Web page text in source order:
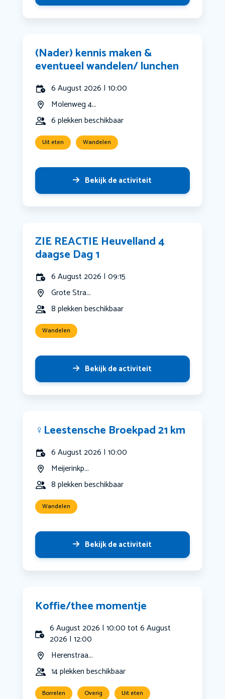
(Nader) kennis maken &
eventueel wandelen/ lunchen
6 August 2026 | 10:00
Molenweg 4...
6 plekken beschikbaar
Uit eten Wandelen
Bekijk de activiteit
ZIE REACTIE Heuvelland 4
daagse Dag 1
6 August 2026 | 09:15
Grote Stra...
8 plekken beschikbaar
Wandelen
Bekijk de activiteit
‍♀️Leestensche Broekpad 21 km
6 August 2026 | 10:00
Meijerinkp...
8 plekken beschikbaar
Wandelen
Bekijk de activiteit
Koffie/thee momentje
6 August 2026 | 10:00 tot 6 August
2026 | 12:00
Herenstraa...
14 plekken beschikbaar
Borrelen Overig Uit eten